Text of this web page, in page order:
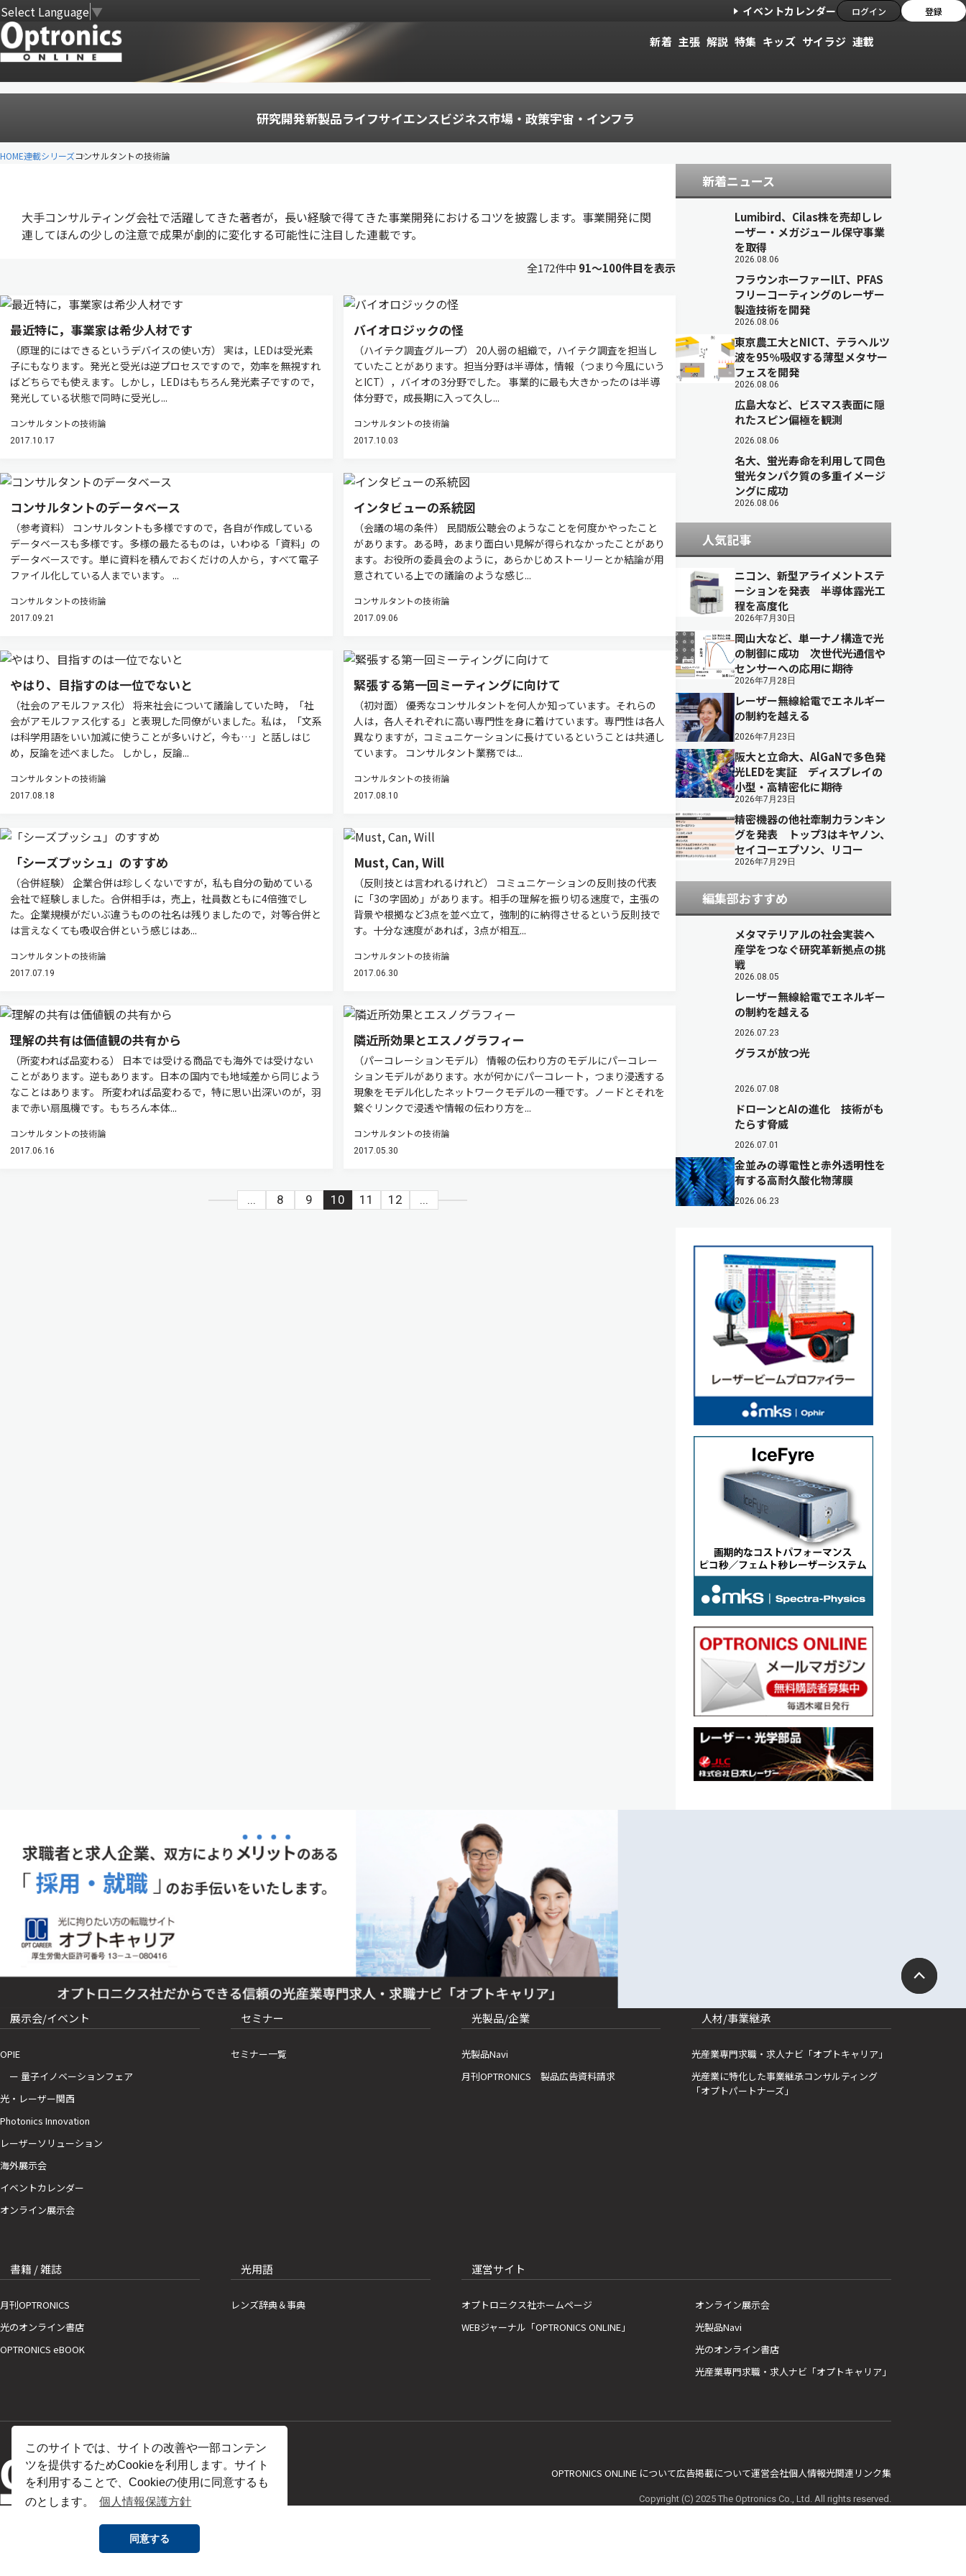
このサイトでは、サイトの改善や一部コンテン
ツを提供するためCookieを利用します。サイト
を利用することで、Cookieの使用に同意するも
のとします。
個人情報保護方針
同意する
Select Language▼ イベントカレンダー ログイン 登録
新着 主張 解説 特集 キッズ サイラジ 連載
研究開発新製品ライフサイエンスビジネス市場・政策宇宙・インフラ
HOME連載シリーズコンサルタントの技術論
大手コンサルティング会社で活躍してきた著者が，長い経験で得てきた事業開発におけるコツを披露します。事業開発に関
連してほんの少しの注意で成果が劇的に変化する可能性に注目した連載です。
全172件中 91〜100件目を表示
最近特に，事業家は希少人材です
（原理的にはできるというデバイスの使い方） 実は，LEDは受光素
子にもなります。発光と受光は逆プロセスですので，効率を無視すれ
ばどちらでも使えます。しかし，LEDはもちろん発光素子ですので，
発光している状態で同時に受光し...
コンサルタントの技術論
2017.10.17
バイオロジックの怪
（ハイテク調査グループ） 20人弱の組織で，ハイテク調査を担当し
ていたことがあります。担当分野は半導体，情報（つまり今風にいう
とICT），バイオの3分野でした。 事業的に最も大きかったのは半導
体分野で，成長期に入って久し...
コンサルタントの技術論
2017.10.03
コンサルタントのデータベース
（参考資料） コンサルタントも多様ですので，各自が作成している
データベースも多様です。多様の最たるものは，いわゆる「資料」の
データベースです。単に資料を積んでおくだけの人から，すべて電子
ファイル化している人までいます。 ...
コンサルタントの技術論
2017.09.21
インタビューの系統図
（会議の場の条件） 民間版公聴会のようなことを何度かやったこと
があります。ある時，あまり面白い見解が得られなかったことがあり
ます。お役所の委員会のように，あらかじめストーリーとか結論が用
意されている上での議論のような感じ...
コンサルタントの技術論
2017.09.06
やはり、目指すのは一位でないと
（社会のアモルファス化） 将来社会について議論していた時，「社
会がアモルファス化する」と表現した同僚がいました。私は，「文系
は科学用語をいい加減に使うことが多いけど，今も…」と話しはじ
め，反論を述べました。 しかし，反論...
コンサルタントの技術論
2017.08.18
緊張する第一回ミーティングに向けて
（初対面） 優秀なコンサルタントを何人か知っています。それらの
人は，各人それぞれに高い専門性を身に着けています。専門性は各人
異なりますが，コミュニケーションに長けているということは共通し
ています。 コンサルタント業務では...
コンサルタントの技術論
2017.08.10
「シーズプッシュ」のすすめ
（合併経験） 企業合併は珍しくないですが，私も自分の勤めている
会社で経験しました。合併相手は，売上，社員数ともに4倍強でし
た。企業規模がだいぶ違うものの社名は残りましたので，対等合併と
は言えなくても吸収合併という感じはあ...
コンサルタントの技術論
2017.07.19
Must, Can, Will
（反則技とは言われるけれど） コミュニケーションの反則技の代表
に「3の字固め」があります。相手の理解を振り切る速度で，主張の
背景や根拠など3点を並べ立て，強制的に納得させるという反則技で
す。十分な速度があれば，3点が相互...
コンサルタントの技術論
2017.06.30
理解の共有は価値観の共有から
（所変われば品変わる） 日本では受ける商品でも海外では受けない
ことがあります。逆もあります。日本の国内でも地域差から同じよう
なことはあります。 所変われば品変わるで，特に思い出深いのが，羽
まで赤い扇風機です。もちろん本体...
コンサルタントの技術論
2017.06.16
隣近所効果とエスノグラフィー
（パーコレーションモデル） 情報の伝わり方のモデルにパーコレー
ションモデルがあります。水が何かにパーコレート，つまり浸透する
現象をモデル化したネットワークモデルの一種です。ノードとそれを
繋ぐリンクで浸透や情報の伝わり方を...
コンサルタントの技術論
2017.05.30
... 8 9 10 11 12 ...
新着ニュース
Lumibird、Cilas株を売却しレ
ーザー・メガジュール保守事業
を取得
2026.08.06
フラウンホーファーILT、PFAS
フリーコーティングのレーザー
製造技術を開発
2026.08.06
東京農工大とNICT、テラヘルツ
波を95％吸収する薄型メタサー
フェスを開発
2026.08.06
広島大など、ビスマス表面に隠
れたスピン偏極を観測
2026.08.06
名大、蛍光寿命を利用して同色
蛍光タンパク質の多重イメージ
ングに成功
2026.08.06
人気記事
ニコン、新型アライメントステ
ーションを発表 半導体露光工
程を高度化
2026年7月30日
岡山大など、単一ナノ構造で光
の制御に成功 次世代光通信や
センサーへの応用に期待
2026年7月28日
レーザー無線給電でエネルギー
の制約を越える
2026年7月23日
阪大と立命大、AlGaNで多色発
光LEDを実証 ディスプレイの
小型・高精密化に期待
2026年7月23日
精密機器の他社牽制力ランキン
グを発表 トップ3はキヤノン、
セイコーエプソン、リコー
2026年7月29日
編集部おすすめ
メタマテリアルの社会実装へ
産学をつなぐ研究革新拠点の挑
戦
2026.08.05
レーザー無線給電でエネルギー
の制約を越える
2026.07.23
グラスが放つ光
2026.07.08
ドローンとAIの進化 技術がも
たらす脅威
2026.07.01
金並みの導電性と赤外透明性を
有する高耐久酸化物薄膜
2026.06.23
展示会/イベント
OPIE
ー 量子イノベーションフェア
光・レーザー関西
Photonics Innovation
レーザーソリューション
海外展示会
イベントカレンダー
オンライン展示会
セミナー
セミナー一覧
光製品/企業
光製品Navi
月刊OPTRONICS 製品広告資料請求
人材/事業継承
光産業専門求職・求人ナビ「オプトキャリア」
光産業に特化した事業継承コンサルティング
「オプトパートナーズ」
書籍 / 雑誌
月刊OPTRONICS
光のオンライン書店
OPTRONICS eBOOK
光用語
レンズ辞典＆事典
運営サイト
オプトロニクス社ホームページ
WEBジャーナル「OPTRONICS ONLINE」
オンライン展示会
光製品Navi
光のオンライン書店
光産業専門求職・求人ナビ「オプトキャリア」
OPTRONICS ONLINE について広告掲載について運営会社個人情報光関連リンク集
Copyright (C) 2025 The Optronics Co., Ltd. All rights reserved.